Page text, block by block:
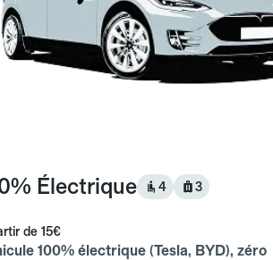
Électrique 4 3
de 15€
100% électrique (Tesla, BYD), zéro